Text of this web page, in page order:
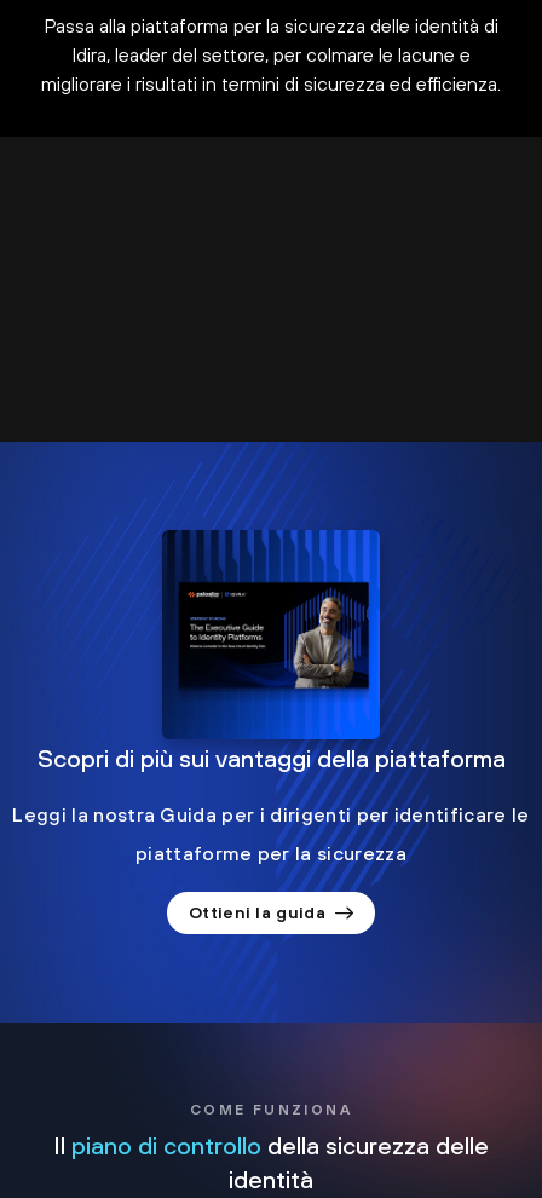
Passa alla piattaforma per la sicurezza delle identità di
Idira, leader del settore, per colmare le lacune e
migliorare i risultati in termini di sicurezza ed efficienza.
Scopri di più sui vantaggi della piattaforma
Leggi la nostra Guida per i dirigenti per identificare le
piattaforme per la sicurezza
Ottieni la guida
COME FUNZIONA
Il piano di controllo della sicurezza delle
identità